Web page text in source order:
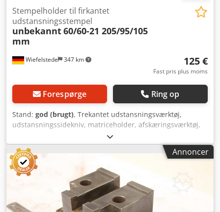
Wiefelstede 347 km
Stempelholder til firkantet
udstansningsstempel
unbekannt60/60-21 205/95/105
mm
125 €
Fast pris plus moms
Forespørge Ring op
Stand: god (brugt), Trekantet udstansningsværktøj,
udstansningssidekniv, matriceholder, afskæringsværktøj,
stansværktøj, stans, stansmatrice,
hjørneudstansningsstempel, stansstempel, firkantet
udstansningsstempel, udstansningsstempel,
udstansningsværktøj -Stansværktøj: Stempelholder til
firkantet udstansningsstempel til profilstålskær og
fladstålskær -Type: 60/60-21 Credjznt Tdopfx Abtof -
Hulafstand: 177/60 mm / Ø15 mm -Mål: Se billeder -
Dimensioner: 205/95/105 mm -Vægt: 8,2 kg
Annoncer